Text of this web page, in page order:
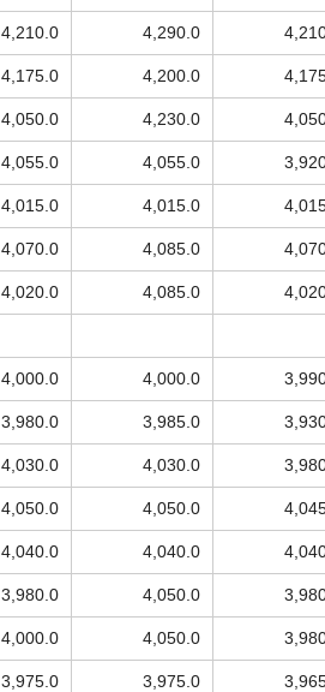
4,210.0 4,290.0
4,175.0 4,200.0
4,050.0 4,230.0
4,055.0 4,055.0
4,015.0 4,015.0
4,070.0 4,085.0
4,020.0 4,085.0
4,000.0 4,000.0
3,980.0 3,985.0
4,030.0 4,030.0
4,050.0 4,050.0
4,040.0 4,040.0
3,980.0 4,050.0
4,000.0 4,050.0
3,975.0 3,975.0